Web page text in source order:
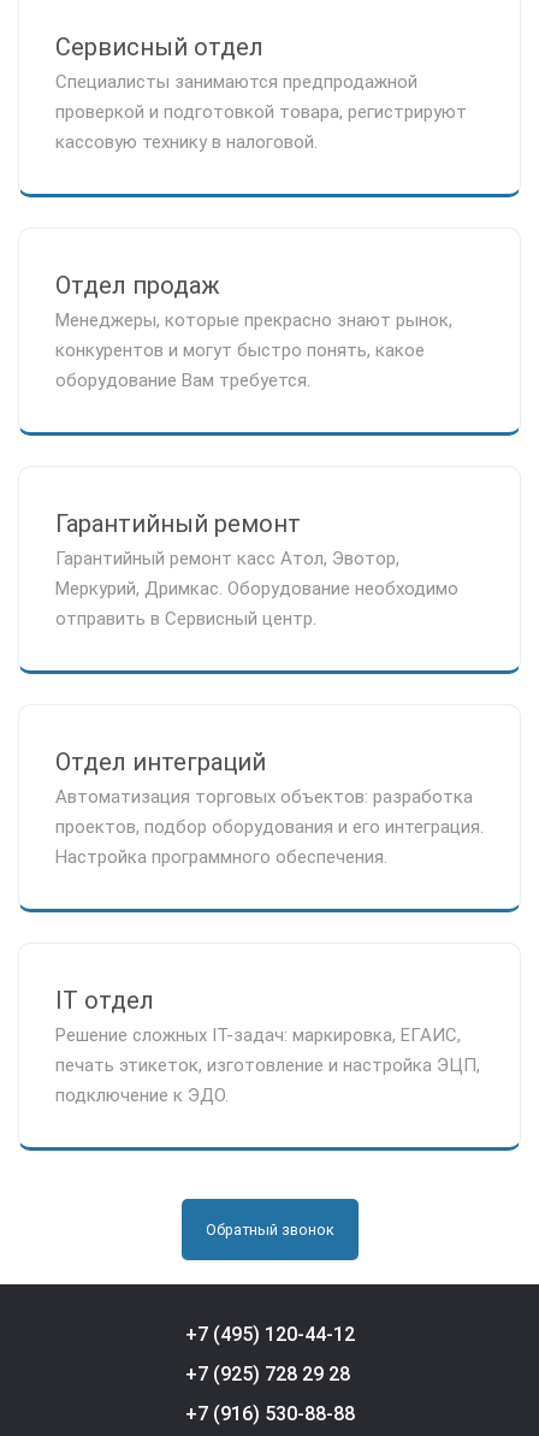
Сервисный отдел
Специалисты занимаются предпродажной
проверкой и подготовкой товара, регистрируют
кассовую технику в налоговой.
Отдел продаж
Менеджеры, которые прекрасно знают рынок,
конкурентов и могут быстро понять, какое
оборудование Вам требуется.
Гарантийный ремонт
Гарантийный ремонт касс Атол, Эвотор,
Меркурий, Дримкас. Оборудование необходимо
отправить в Сервисный центр.
Отдел интеграций
Автоматизация торговых объектов: разработка
проектов, подбор оборудования и его интеграция.
Настройка программного обеспечения.
IT отдел
Решение сложных IT-задач: маркировка, ЕГАИС,
печать этикеток, изготовление и настройка ЭЦП,
подключение к ЭДО.
Обратный звонок
+7 (495) 120-44-12
+7 (925) 728 29 28
+7 (916) 530-88-88